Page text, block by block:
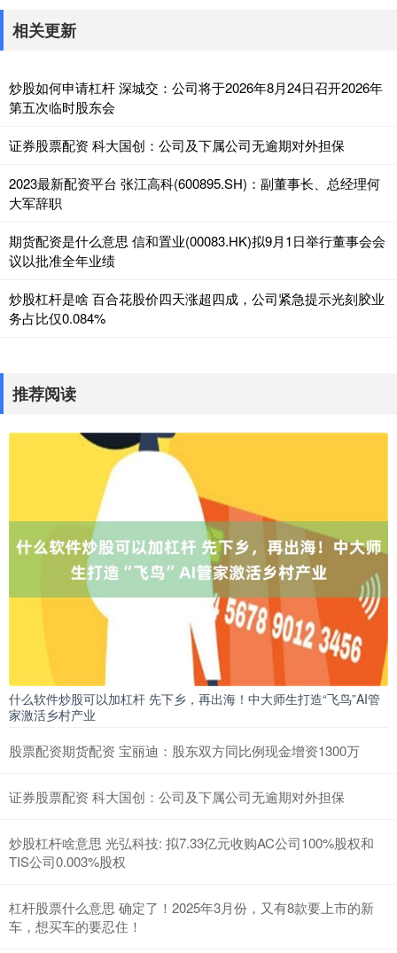
相关更新
炒股如何申请杠杆 深城交：公司将于2026年8月24日召开2026年
第五次临时股东会
证券股票配资 科大国创：公司及下属公司无逾期对外担保
2023最新配资平台 张江高科(600895.SH)：副董事长、总经理何
大军辞职
期货配资是什么意思 信和置业(00083.HK)拟9月1日举行董事会会
议以批准全年业绩
炒股杠杆是啥 百合花股价四天涨超四成，公司紧急提示光刻胶业
务占比仅0.084%
推荐阅读
什么软件炒股可以加杠杆 先下乡，再出海！中大师生打造“飞鸟”AI管
家激活乡村产业
股票配资期货配资 宝丽迪：股东双方同比例现金增资1300万
证券股票配资 科大国创：公司及下属公司无逾期对外担保
炒股杠杆啥意思 光弘科技: 拟7.33亿元收购AC公司100%股权和
TIS公司0.003%股权
杠杆股票什么意思 确定了！2025年3月份，又有8款要上市的新
车，想买车的要忍住！